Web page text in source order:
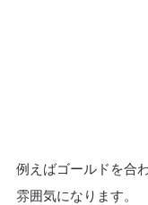
例えばゴールドを合
雰囲気になります。